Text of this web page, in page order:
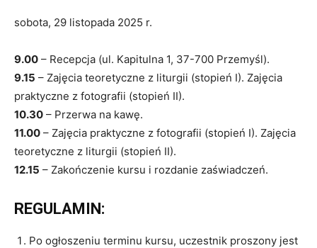
sobota, 29 listopada 2025 r.
9.00 – Recepcja (ul. Kapitulna 1, 37-700 Przemyśl).
9.15 – Zajęcia teoretyczne z liturgii (stopień I). Zajęcia
praktyczne z fotografii (stopień II).
10.30 – Przerwa na kawę.
11.00 – Zajęcia praktyczne z fotografii (stopień I). Zajęcia
teoretyczne z liturgii (stopień II).
12.15 – Zakończenie kursu i rozdanie zaświadczeń.
REGULAMIN:
Po ogłoszeniu terminu kursu, uczestnik proszony jest